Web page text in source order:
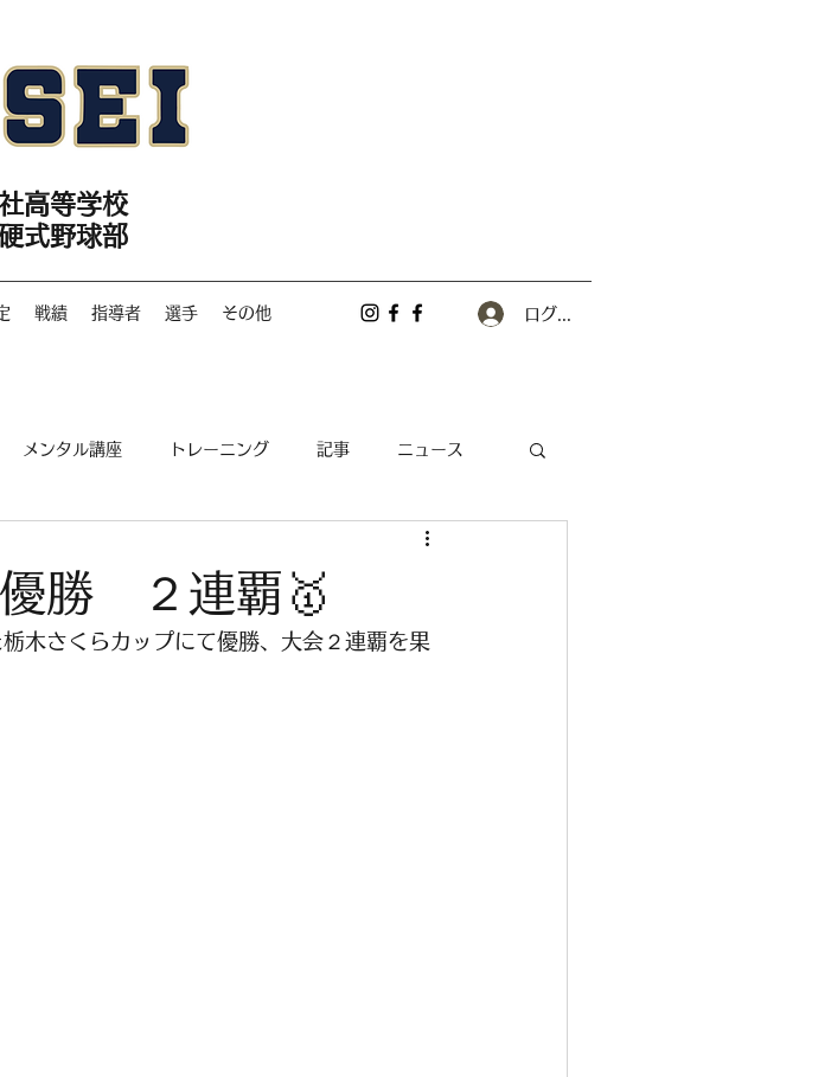
高等学校
式野球部
戦績 指導者 選手 その他 ログイン
メンタル講座 トレーニング 記事 ニュース
優勝 ２連覇🥇
さくらカップにて優勝、大会２連覇を果